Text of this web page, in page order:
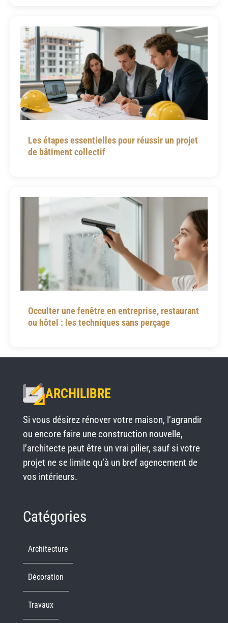
Les étapes essentielles pour réussir un projet
de bâtiment collectif
Occulter une fenêtre en entreprise, restaurant
ou hôtel : les techniques sans perçage
ARCHILIBRE
Si vous désirez rénover votre maison, l’agrandir
ou encore faire une construction nouvelle,
l’architecte peut être un vrai pilier, sauf si votre
projet ne se limite qu’à un bref agencement de
vos intérieurs.
Catégories
Architecture
Décoration
Travaux